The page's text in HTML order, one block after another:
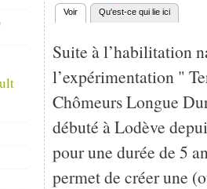
Onglets principaux
Voir (onglet actif)
Qu'est-ce qui lie ici
Suite à l’habilitation
l’expérimentation "
Chômeurs Longue
débuté à Lodève
pour une durée de 5
permet de créer une